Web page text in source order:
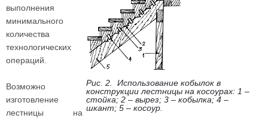
Рис. 2. Использование кобылок в
конструкции лестницы на косоурах: 1 –
стойка; 2 – вырез; 3 – кобылка; 4 –
шкант; 5 – косоур.
выполнения
минимального
количества
технологических
операций.
Возможно
изготовление
лестницы на